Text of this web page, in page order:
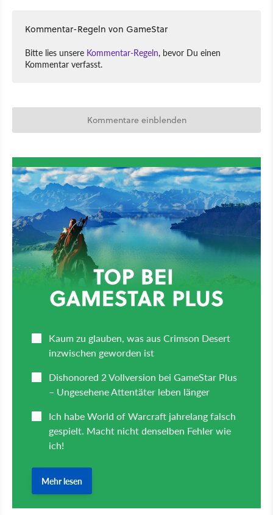
Kommentar-Regeln von GameStar
Bitte lies unsere Kommentar-Regeln, bevor Du einen
Kommentar verfasst.
Kommentare einblenden